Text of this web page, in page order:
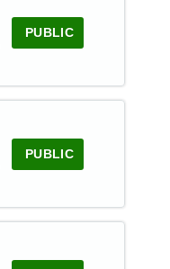
PUBLIC
PUBLIC